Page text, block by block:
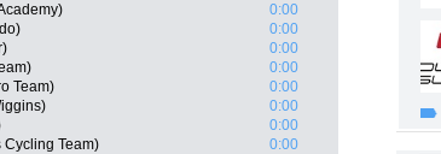
0:00
0:00
0:00
0:00
Team)
0:00
0:00
0:00
Cycling Team)
0:00